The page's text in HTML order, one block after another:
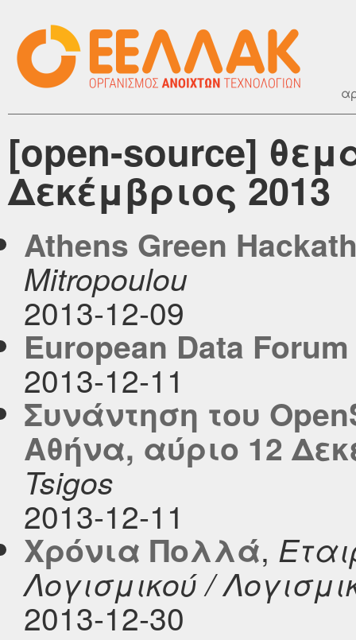
[open-source]
Δεκέμβριος 2013
Athens Green
Mitropoulou
2013-12-09
European Data
2013-12-11
Συνάντηση του
Αθήνα, αύριο 12
Tsigos
2013-12-11
Χρόνια Πολλά,
Λογισμικού /
2013-12-30